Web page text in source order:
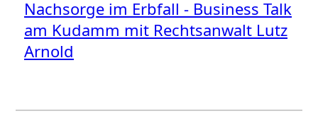
Nachsorge im Erbfall - Business Talk
am Kudamm mit Rechtsanwalt Lutz
Arnold